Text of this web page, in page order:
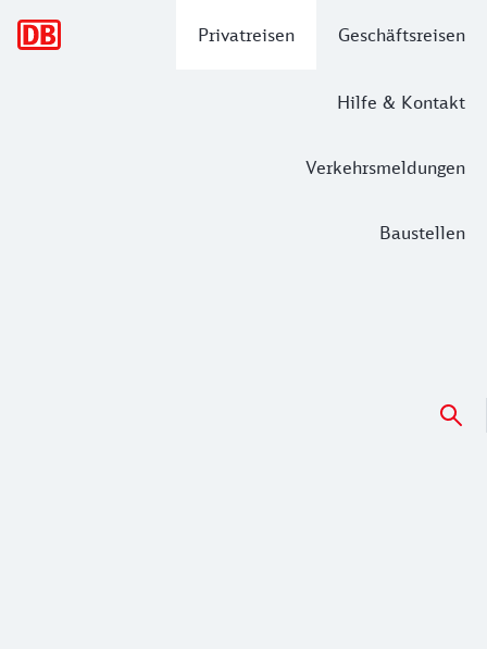
Privatreisen Geschäftsreisen
Hilfe & Kontakt
Verkehrsmeldungen
Baustellen